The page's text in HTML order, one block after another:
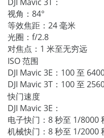
视角：84°
等效焦距：24 毫米
光圈：f/2.8
对焦点：1 米至无穷远
ISO 范围
DJI Mavic 3E：100 至
DJI Mavic 3T：100 至
快门速度
DJI Mavic 3E：
电子快门：8 秒至 1/8000
机械快门：8 秒至 1/2000